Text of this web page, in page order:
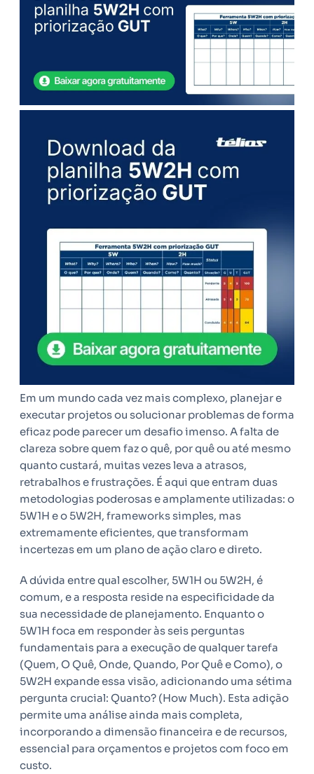
Em um mundo cada vez mais complexo, planejar e
executar projetos ou solucionar problemas de forma
eficaz pode parecer um desafio imenso. A falta de
clareza sobre quem faz o quê, por quê ou até mesmo
quanto custará, muitas vezes leva a atrasos,
retrabalhos e frustrações. É aqui que entram duas
metodologias poderosas e amplamente utilizadas: o
5W1H e o 5W2H, frameworks simples, mas
extremamente eficientes, que transformam
incertezas em um plano de ação claro e direto.
A dúvida entre qual escolher, 5W1H ou 5W2H, é
comum, e a resposta reside na especificidade da
sua necessidade de planejamento. Enquanto o
5W1H foca em responder às seis perguntas
fundamentais para a execução de qualquer tarefa
(Quem, O Quê, Onde, Quando, Por Quê e Como), o
5W2H expande essa visão, adicionando uma sétima
pergunta crucial: Quanto? (How Much). Esta adição
permite uma análise ainda mais completa,
incorporando a dimensão financeira e de recursos,
essencial para orçamentos e projetos com foco em
custo.